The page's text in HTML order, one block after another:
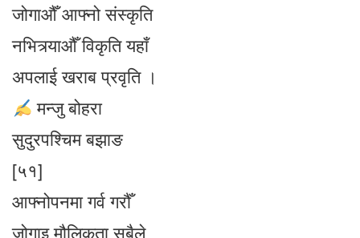
जोगाऔँ आफ्नो संस्कृति
नभित्र्याऔँ विकृति यहाँ
अपलाई खराब प्रवृति ।
मन्जु बोहरा
सुदुरपश्चिम बझाङ
[५१]
आफ्नोपनमा गर्व गरौँ
जोगाइ मौलिकता सबैले